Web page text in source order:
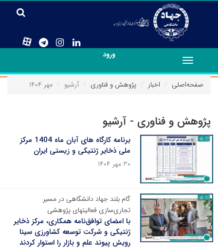
ورود
Toggle
navigation
صفحه‌اصلی
اخبار پژوهش و فناوری آرشیو مهر ۱۴۰۴
پژوهش و فناوری - آرشیو
برنامه کارگاه های آبان ماه 1404 مرکز
ملی ذخایر ژنتیکی و زیستی ایران
۳۰ مهر ۱۴۰۴
گام بلند جهاد دانشگاهی در مسیر
تجاری‌سازی فعالیتهای پژوهشی
با امضای توافق‌نامه همکاری، مرکز ذخایر
ژنتیکی و شرکت توسعه کشاورزی سینا
رویش پیوند علم و بازار را استوار کردند